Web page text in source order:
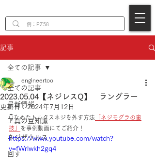
記事
全ての記事
最新情報
工具の豆知識
ネジザウルス
回す
全ての記事
2023.05.04【ネジレスQ】 ラングラー
engineertool
更新日：2024年7月12日
👇なめたトルクスネジを外す方法 「ネジモグラの裏
技」
を事例動画にてご紹介！
https://www.youtube.com/watch?
v=fWrlwkh2gq4